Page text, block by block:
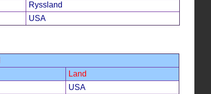
Ryssland
USA
Land
USA